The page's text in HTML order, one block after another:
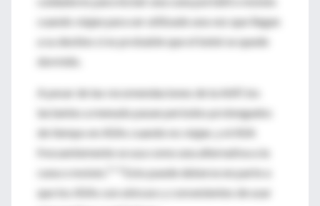
cuando viajan para ser utilizado una vez que llegan
a su destino si es probable que el bebé se quede
dormido.
A pesar de las recomendaciones de la AAP, los
lactantes a menudo pasan períodos prolongados
de tiempo en ASAs cuando no viajan, y el ASA
frecuentemente se usa como una alternativa a la
cuna o moisés.
Esto puede deberse en parte a
que los ASAs son ubicuos y convenientes de usar